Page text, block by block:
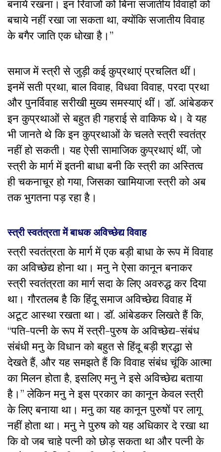
बनाये रखना। इन रिवाजों को बिना सजातीय विवाहों को
बचाये नहीं रखा जा सकता था, क्योंकि सजातीय विवाह
के बगैर जाति एक धोखा है।”
समाज में स्त्री से जुड़ी कई कुप्रथाएं प्रचलित थीं।
इनमें सती प्रथा, बाल विवाह, विधवा विवाह, परदा प्रथा
और पुनर्विवाह सरीखी मुख्य समस्याएं थीं। डॉ. आंबेडकर
इन कुप्रथाओं से बहुत ही गहराई से वाकिफ थे। वे यह
भी जानते थे कि इन कुप्रथाओं के चलते स्त्री स्वतंत्र
नहीं हो सकती। यह ऐसी सामाजिक कुप्रथाएं थीं, जो
स्त्री के मार्ग में इतनी बाधा बनी कि स्त्री का अस्तित्व
ही चकनाचूर हो गया, जिसका खामियाजा स्त्री को अब
तक भुगतना पड़ रहा है।
स्त्री स्वतंत्रता में बाधक अविच्छेद्य विवाह
स्त्री स्वतंत्रता के मार्ग में एक बड़ी बाधा के रूप में विवाह
का अविच्छेद्य होना था। मनु ने ऐसा कानून बनाकर
स्त्री स्वतंत्रता का मार्ग सदा के लिए अवरुद्ध कर दिया
था। गौरतलब है कि हिंदू समाज अविच्छेद्य विवाह में
अटूट आस्था रखता था। डॉ. आंबेडकर लिखते हैं कि,
“पति-पत्नी के रूप में स्त्री-पुरुष के अविच्छेद्य-संबंध
संबंधी मनु के विधान को बहुत से हिंदू बड़ी श्रद्धा से
देखते हैं, और यह समझते हैं कि विवाह संबंध चूंकि आत्मा
का मिलन होता है, इसलिए मनु ने इसे अविच्छेद्य बताया
है।” लेकिन मनु ने इस प्रकार का कानून केवल स्त्री
के लिए बनाया था। मनु का यह कानून पुरुषों पर लागू
नहीं होता था। मनु ने पुरुष को यह अधिकार दे रखा था
कि वो जब चाहे पत्नी को छोड़ सकता था और पत्नी के